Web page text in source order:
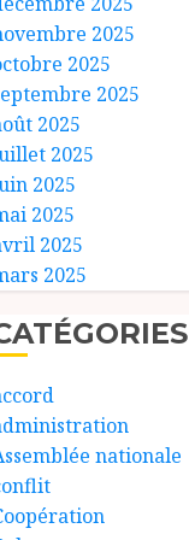
2025
2025
2025
2025
2025
2025
2025
2025
2025
nationale